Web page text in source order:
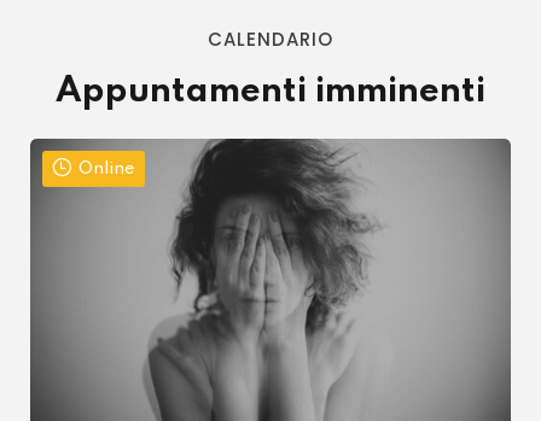
CALENDARIO
Appuntamenti imminenti
Residenziale